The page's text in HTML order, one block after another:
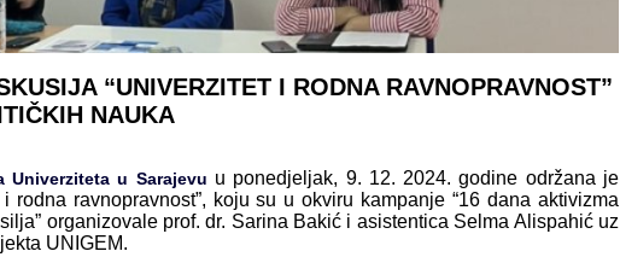
“UNIVERZITET I RODNA RAVNOPRAVNOST”
NAUKA
u Sarajevu u ponedjeljak, 9. 12. 2024. godine održana je
rodna ravnopravnost”, koju su u okviru kampanje “16 dana aktivizma
organizovale prof. dr. Sarina Bakić i asistentica Selma Alispahić uz
UNIGEM.